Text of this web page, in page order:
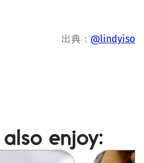
出典： @lindyiso
enjoy:
Image